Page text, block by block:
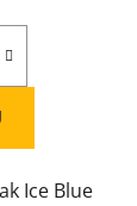
Ice Blue